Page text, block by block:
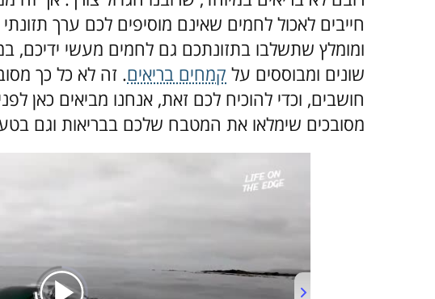
חייבים לאכול לחמים שאינם מוסיפים לכם ערך
ומומלץ שתשלבו בתזונתכם גם לחמים מעשי ידיכם,
שונים ומבוססים על קמחים בריאים. זה לא כל כך
מסובכים שימלאו את המטבח שלכם בבריאות וגם